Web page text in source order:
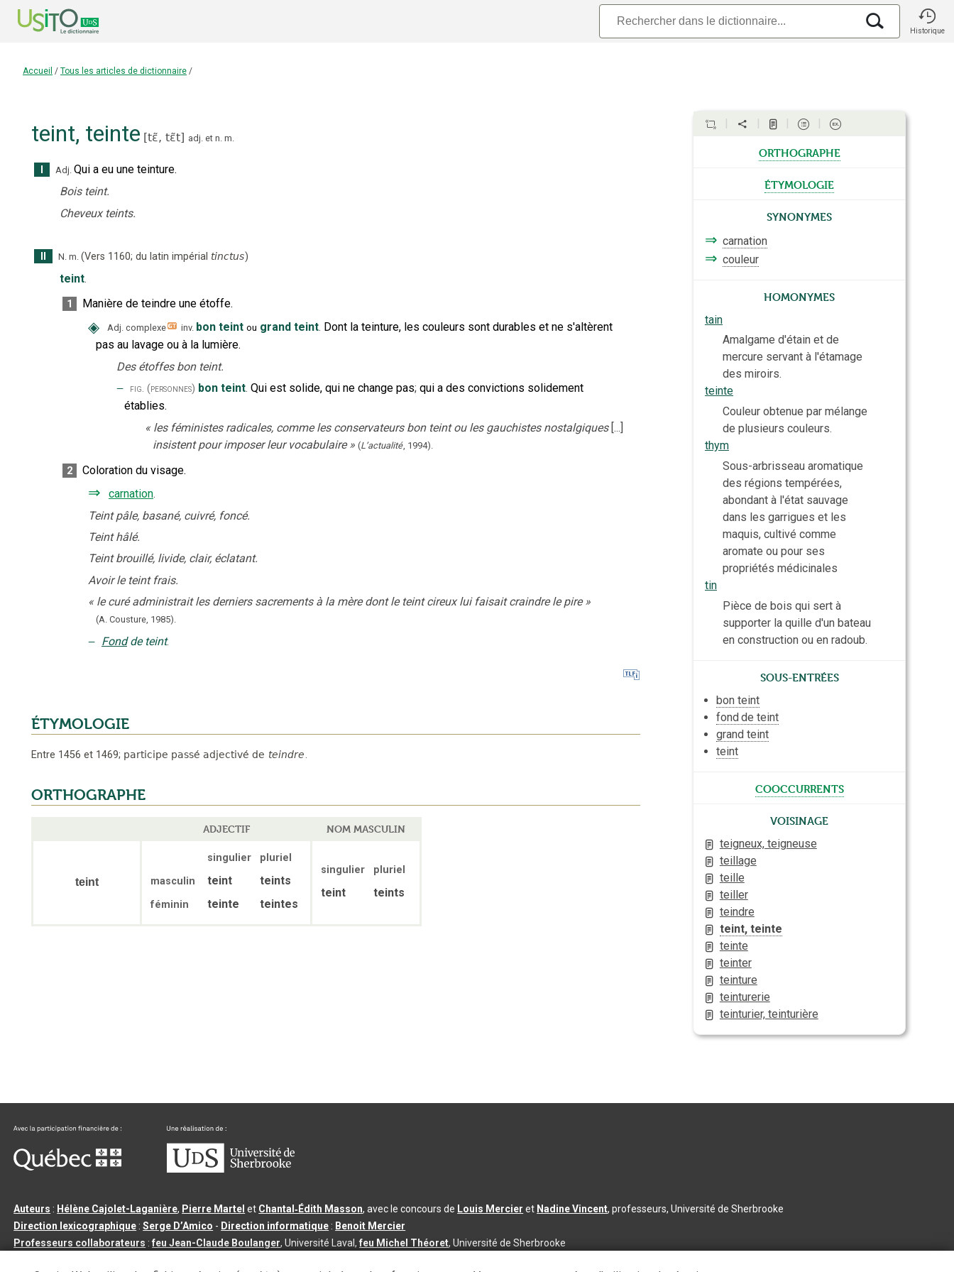
Historique
Accueil / Tous les articles de dictionnaire /
teint, teinte [tɛ̃, tɛ̃t] adj. et n. m.
Adj. Qui a eu une teinture.
Bois teint.
Cheveux teints.
N. m. (Vers 1160; du latin impérial tinctus)
teint.
1 Manière de teindre une étoffe.
◈ Adj. complexe inv. bon teint ou grand teint. Dont la teinture, les couleurs sont durables et ne s'altèrent
pas au lavage ou à la lumière.
Des étoffes bon teint.
‒ fig. (personnes) bon teint. Qui est solide, qui ne change pas; qui a des convictions solidement
établies.
« les féministes radicales, comme les conservateurs bon teint ou les gauchistes nostalgiques [...]
insistent pour imposer leur vocabulaire » (L’actualité 1994).
2 Coloration du visage.
⇒ carnation.
Teint pâle, basané, cuivré, foncé.
Teint hâlé.
Teint brouillé, livide, clair, éclatant.
Avoir le teint frais.
« le curé administrait les derniers sacrements à la mère dont le teint cireux lui faisait craindre le pire »
(A. Cousture, 1985).
‒ Fond de teint.
ÉTYMOLOGIE
Entre 1456 et 1469; participe passé adjectivé de teindre.
ORTHOGRAPHE
ADJECTIF NOM MASCULIN
teint
singulier
pluriel
masculin
teint teints
féminin teinte teintes
singulier pluriel
teint teints
orthographe
étymologie
Synonymes
⇒ carnation
⇒ couleur
Homonymes
tain
Amalgame d'étain et de
mercure servant à l'étamage
des miroirs.
teinte
Couleur obtenue par mélange
de plusieurs couleurs.
thym
Sous-arbrisseau aromatique
des régions tempérées,
abondant à l'état sauvage
dans les garrigues et les
maquis, cultivé comme
aromate ou pour ses
propriétés médicinales
tin
Pièce de bois qui sert à
supporter la quille d'un bateau
en construction ou en radoub.
Sous-entrées
bon teint
fond de teint
grand teint
teint
cooccurrents
Voisinage
teigneux, teigneuse
teillage
teille
teiller
teindre
teint, teinte
teinte
teinter
teinture
teinturerie
teinturier, teinturière
Auteurs : Hélène Cajolet-Laganière, Pierre Martel et Chantal‑Édith Masson, avec le concours de Louis Mercier et Nadine Vincent, professeurs, Université de Sherbrooke
Direction lexicographique :Serge D’Amico - Direction informatique : Benoit Mercier
Professeurs collaborateurs :feu Jean-Claude Boulanger, Université Laval,feu Michel Théoret, Université de Sherbrooke